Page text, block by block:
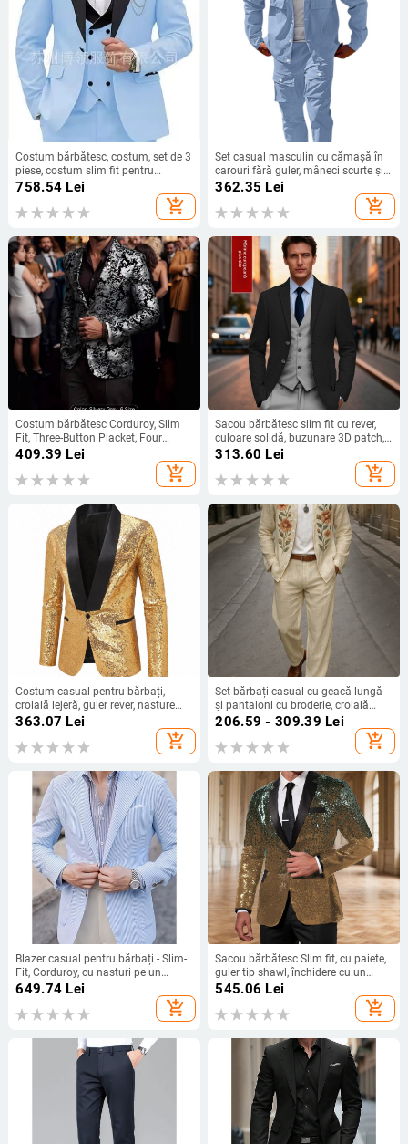
Costum bărbătesc, costum, set de 3
piese, costum slim fit pentru
bărbați, costum casual de afaceri,
rochie de mire, costum de petrecere
758.54 Lei
add_shopping_cart
Set casual masculin cu cămașă în
carouri fără guler, mâneci scurte și
pantaloni lungi, poliester, lansat în
362.35 Lei
add_shopping_cart
Costum bărbătesc Corduroy, Slim
Fit, Three-Button Placket, Four
Seasons, Fall 2025
409.39 Lei
add_shopping_cart
Sacou bărbătesc slim fit cu rever,
culoare solidă, buzunare 3D patch,
lungime normală
313.60 Lei
add_shopping_cart
Costum casual pentru bărbați,
croială lejeră, guler rever, nasture
simplu, țesătură din amestec de
bumbac cu poliester; căptușeală
poliester
363.07 Lei
add_shopping_cart
Set bărbați casual cu geacă lungă
și pantaloni cu broderie, croială
Slim, material principal poliester
95% (amestec cu bumbac), toamnă,
stil business lejer
206.59 - 309.39 Lei
add_shopping_cart
Blazer casual pentru bărbați - Slim-
Fit, Corduroy, cu nasturi pe un
singur rând, țesătură principală din
649.74 Lei
add_shopping_cart
Sacou bărbătesc Slim fit, cu paiete,
guler tip shawl, închidere cu un
nasture
545.06 Lei
add_shopping_cart